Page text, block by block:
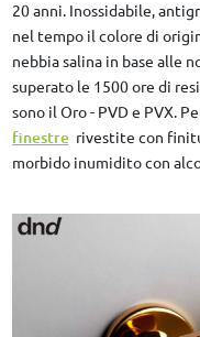
20 anni. Inossidabile,
nel tempo il colore di
nebbia salina in base alle
superato le 1500 ore di
sono il Oro - PVD e PVX.
finestre rivestite con
morbido inumidito con